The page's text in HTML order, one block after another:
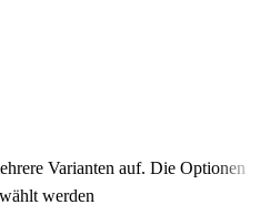
Varianten auf. Die Optionen
werden